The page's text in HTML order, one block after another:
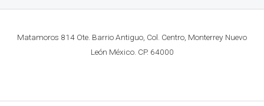
Matamoros 814 Ote. Barrio Antiguo, Col. Centro, Monterrey Nuevo
León México. CP. 64000